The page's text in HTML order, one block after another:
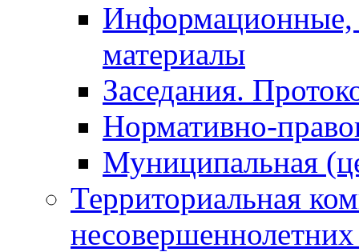
Информационные,
материалы
Заседания.
Нормативно-
Муниципальная
Территориальная